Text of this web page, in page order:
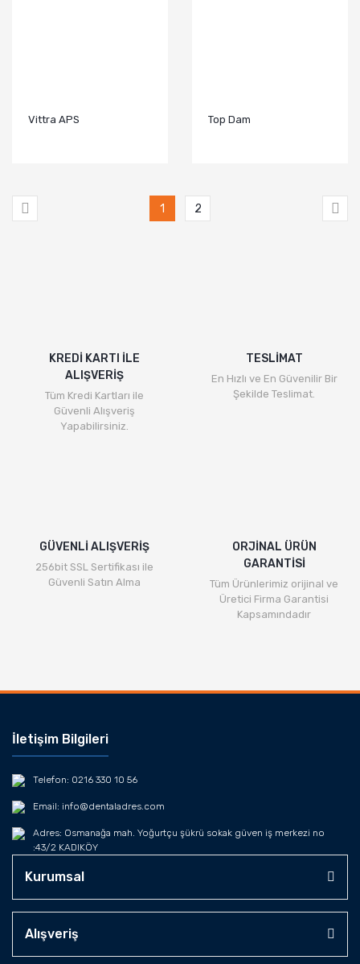
Vittra APS Top Dam
1 2
KREDİ KARTI İLE
ALIŞVERİŞ
Tüm Kredi Kartları ile
Güvenli Alışveriş
Yapabilirsiniz.
TESLİMAT
En Hızlı ve En Güvenilir Bir
Şekilde Teslimat.
GÜVENLİ ALIŞVERİŞ
256bit SSL Sertifikası ile
Güvenli Satın Alma
ORJİNAL ÜRÜN
GARANTİSİ
Tüm Ürünlerimiz orijinal ve
Üretici Firma Garantisi
Kapsamındadır
İletişim Bilgileri
Telefon: 0216 330 10 56
Email: info@dentaladres.com
Adres: Osmanağa mah. Yoğurtçu şükrü sokak güven iş merkezi no
:43/2 KADIKÖY
Kurumsal
Alışveriş